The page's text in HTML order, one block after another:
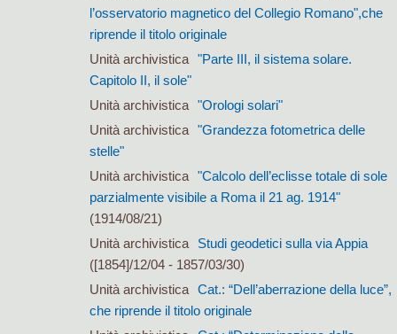
l’osservatorio magnetico del Collegio Romano",che
riprende il titolo originale
Unità archivistica "Parte III, il sistema solare.
Capitolo II, il sole"
Unità archivistica "Orologi solari"
Unità archivistica "Grandezza fotometrica delle
stelle"
Unità archivistica "Calcolo dell’eclisse totale di sole
parzialmente visibile a Roma il 21 ag. 1914"
(1914/08/21)
Unità archivistica
Studi geodetici sulla via Appia
([1854]/12/04 - 1857/03/30)
Unità archivistica Cat.: “Dell’aberrazione della luce”,
che riprende il titolo originale